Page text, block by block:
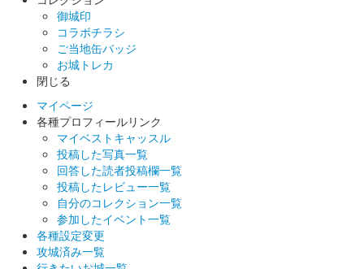
安中城 御城印
50枚限定
御城印
コラボチラシ
ご当地缶バッジ
お城トレカ
閉じる
マイページ
各種プロフィールリンク
マイベストキャッスル
投稿した写真一覧
回答した読者投稿欄一覧
投稿したレビュー一覧
自分のコレクション一覧
参加したイベント一覧
各種設定変更
攻城済み一覧